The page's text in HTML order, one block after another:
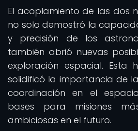
El acoplamiento de las dos
no solo demostró la
y precisión de los
también abrió nuevas
exploración espacial. Esta
solidificó la importancia de
coordinación en el
bases para misiones
ambiciosas en el futuro.